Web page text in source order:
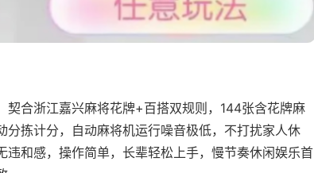
契合浙江嘉兴麻将花牌+百搭双规则，144张含花牌麻
拣计分，自动麻将机运行噪音极低，不打扰家人休
和感，操作简单，长辈轻松上手，慢节奏休闲娱乐首